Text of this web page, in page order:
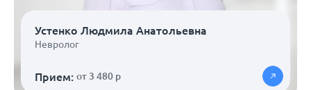
Устенко Людмила Анатольевна
Невролог
Прием: от 3 480 р